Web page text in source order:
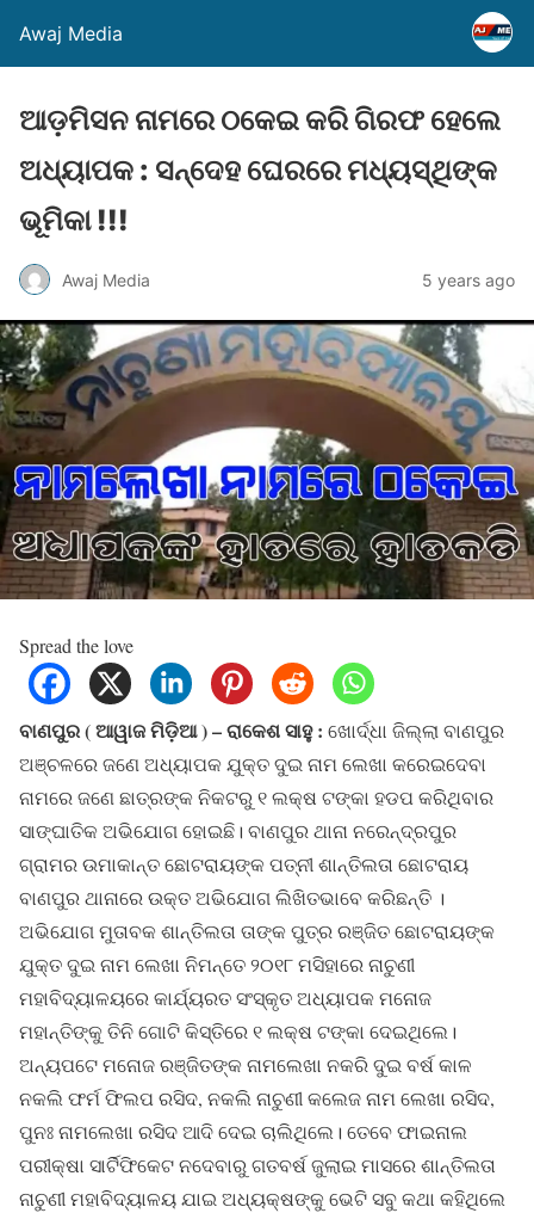
Awaj Media
ଆଡ଼ମିସନ ନାମରେ ଠକେଇ କରି ଗିରଫ ହେଲେ
ଅଧ୍ୟାପକ : ସନ୍ଦେହ ଘେରରେ ମଧ୍ୟସ୍ଥିଙ୍କ
ଭୂମିକା !!!
Awaj Media 5 years ago
Spread the love
ବାଣପୁର ( ଆୱାଜ ମିଡ଼ିଆ ) – ରାକେଶ ସାହୁ : ଖୋର୍ଦ୍ଧା ଜିଲ୍ଲା ବାଣପୁର
ଅଞ୍ଚଳରେ ଜଣେ ଅଧ୍ୟାପକ ଯୁକ୍ତ ଦୁଇ ନାମ ଲେଖା କରେଇଦେବା
ନାମରେ ଜଣେ ଛାତ୍ରଙ୍କ ନିକଟରୁ ୧ ଲକ୍ଷ ଟଙ୍କା ହଡପ କରିଥିବାର
ସାଙ୍ଘାତିକ ଅଭିଯୋଗ ହୋଇଛି। ବାଣପୁର ଥାନା ନରେନ୍ଦ୍ରପୁର
ଗ୍ରାମର ଉମାକାନ୍ତ ଛୋଟରାୟଙ୍କ ପତ୍ନୀ ଶାନ୍ତିଲତା ଛୋଟରାୟ
ବାଣପୁର ଥାନାରେ ଉକ୍ତ ଅଭିଯୋଗ ଲିଖିତଭାବେ କରିଛନ୍ତି ।
ଅଭିଯୋଗ ମୁତାବକ ଶାନ୍ତିଲତା ତାଙ୍କ ପୁତ୍ର ରଞ୍ଜିତ ଛୋଟରାୟଙ୍କ
ଯୁକ୍ତ ଦୁଇ ନାମ ଲେଖା ନିମନ୍ତେ ୨୦୧୮ ମସିହାରେ ନାଚୁଣୀ
ମହାବିଦ୍ୟାଳୟରେ କାର୍ଯ୍ୟରତ ସଂସ୍କୃତ ଅଧ୍ୟାପକ ମନୋଜ
ମହାନ୍ତିଙ୍କୁ ତିନି ଗୋଟି କିସ୍ତିରେ ୧ ଲକ୍ଷ ଟଙ୍କା ଦେଇଥିଲେ।
ଅନ୍ୟପଟେ ମନୋଜ ରଞ୍ଜିତଙ୍କ ନାମଲେଖା ନକରି ଦୁଇ ବର୍ଷ କାଳ
ନକଲି ଫର୍ମ ଫିଲପ ରସିଦ, ନକଲି ନାଚୁଣୀ କଲେଜ ନାମ ଲେଖା ରସିଦ,
ପୁନଃ ନାମଲେଖା ରସିଦ ଆଦି ଦେଇ ଚାଲିଥିଲେ। ତେବେ ଫାଇନାଲ
ପରୀକ୍ଷା ସାର୍ଟିଫିକେଟ ନଦେବାରୁ ଗତବର୍ଷ ଜୁଲାଇ ମାସରେ ଶାନ୍ତିଲତା
ନାଚୁଣୀ ମହାବିଦ୍ୟାଳୟ ଯାଇ ଅଧ୍ୟକ୍ଷଙ୍କୁ ଭେଟି ସବୁ କଥା କହିଥିଲେ